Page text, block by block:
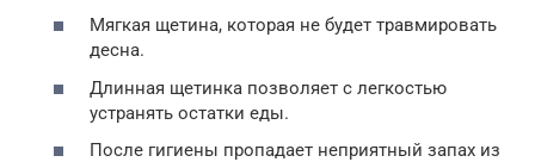
Мягкая щетина, которая не будет травмировать
десна.
Длинная щетинка позволяет с легкостью
устранять остатки еды.
После гигиены пропадает неприятный запах из